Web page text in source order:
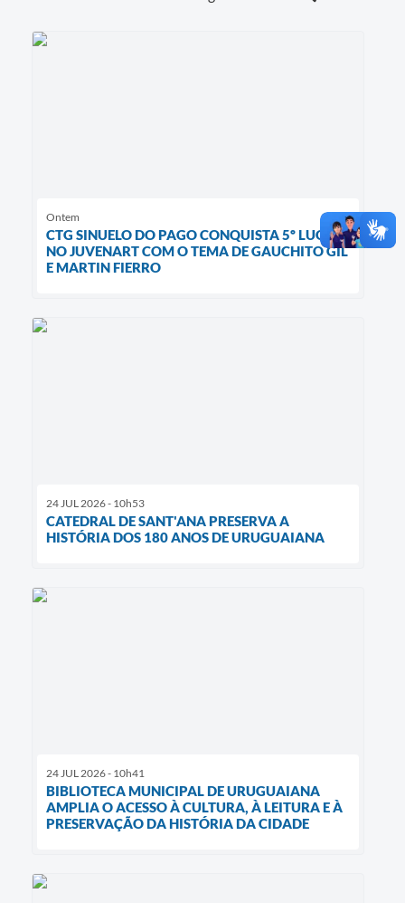
Ontem
CTG SINUELO DO PAGO CONQUISTA 5º LUGAR
NO JUVENART COM O TEMA DE GAUCHITO GIL
E MARTIN FIERRO
24 JUL 2026 - 10h53
CATEDRAL DE SANT'ANA PRESERVA A
HISTÓRIA DOS 180 ANOS DE URUGUAIANA
24 JUL 2026 - 10h41
BIBLIOTECA MUNICIPAL DE URUGUAIANA
AMPLIA O ACESSO À CULTURA, À LEITURA E À
PRESERVAÇÃO DA HISTÓRIA DA CIDADE